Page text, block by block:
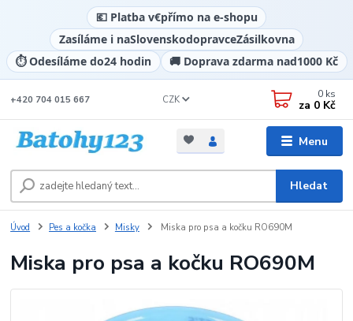
💶 Platba v€přímo na e-shopu
Zasíláme i naSlovenskodopravceZásilkovna
⏱️ Odesíláme do24 hodin 🚚 Doprava zdarma nad1000 Kč
Menu
CZK
Hledat
+420 704 015 667 0 ks
za 0 Kč
Úvod Pes a kočka Misky Miska pro psa a kočku RO690M
Miska pro psa a kočku RO690M